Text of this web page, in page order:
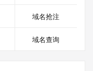
域名抢注
域名查询